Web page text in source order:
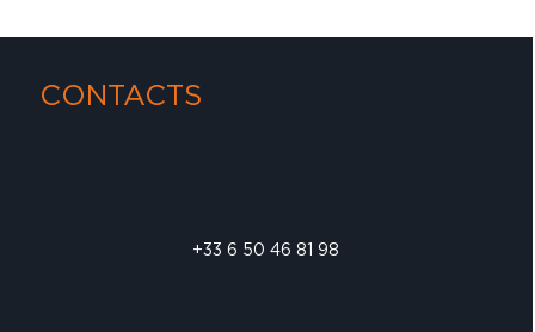
CONTACTS
+33 6 50 46 81 98